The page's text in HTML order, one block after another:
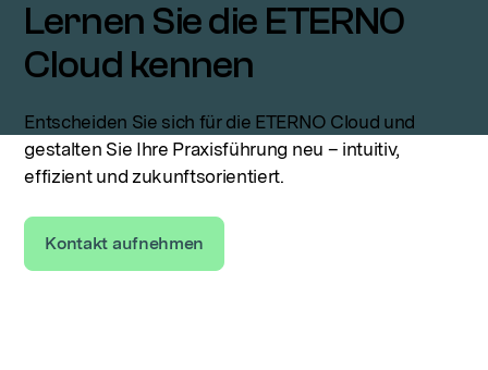
Lernen Sie die ETERNO
Cloud kennen
Entscheiden Sie sich für die ETERNO Cloud und
gestalten Sie Ihre Praxisführung neu – intuitiv,
effizient und zukunftsorientiert.
Kontakt aufnehmen